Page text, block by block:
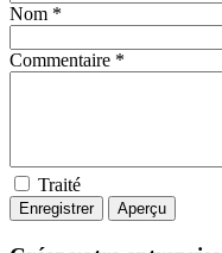
Nom *
Commentaire *
Traité